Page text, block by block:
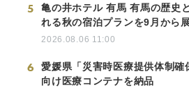
5
亀の井ホテル 有馬 有馬の歴史
れる秋の宿泊プランを9月から
2026.08.06 11:00
6
愛媛県「災害時医療提供体制確
向け医療コンテナを納品